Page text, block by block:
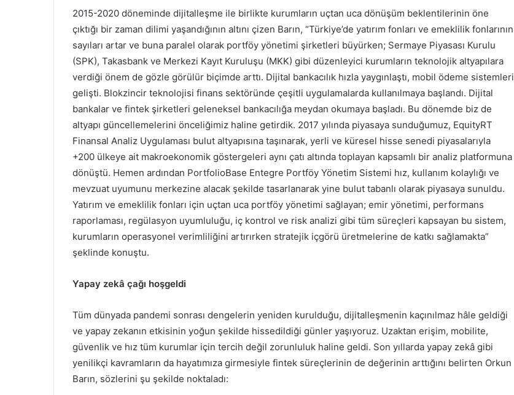
2015-2020 döneminde dijitalleşme ile birlikte kurumların uçtan uca dönüşüm beklentilerinin öne
çıktığı bir zaman dilimi yaşandığının altını çizen Barın, “Türkiye’de yatırım fonları ve emeklilik fonlarının
sayıları artar ve buna paralel olarak portföy yönetimi şirketleri büyürken; Sermaye Piyasası Kurulu
(SPK), Takasbank ve Merkezi Kayıt Kuruluşu (MKK) gibi düzenleyici kurumların teknolojik altyapılara
verdiği önem de gözle görülür biçimde arttı. Dijital bankacılık hızla yaygınlaştı, mobil ödeme sistemleri
gelişti. Blokzincir teknolojisi finans sektöründe çeşitli uygulamalarda kullanılmaya başlandı. Dijital
bankalar ve fintek şirketleri geleneksel bankacılığa meydan okumaya başladı. Bu dönemde biz de
altyapı güncellemelerini önceliğimiz haline getirdik. 2017 yılında piyasaya sunduğumuz, EquityRT
Finansal Analiz Uygulaması bulut altyapısına taşınarak, yerli ve küresel hisse senedi piyasalarıyla
+200 ülkeye ait makroekonomik göstergeleri aynı çatı altında toplayan kapsamlı bir analiz platformuna
dönüştü. Hemen ardından PortfolioBase Entegre Portföy Yönetim Sistemi hız, kullanım kolaylığı ve
mevzuat uyumunu merkezine alacak şekilde tasarlanarak yine bulut tabanlı olarak piyasaya sunuldu.
Yatırım ve emeklilik fonları için uçtan uca portföy yönetimi sağlayan; emir yönetimi, performans
raporlaması, regülasyon uyumluluğu, iç kontrol ve risk analizi gibi tüm süreçleri kapsayan bu sistem,
kurumların operasyonel verimliliğini artırırken stratejik içgörü üretmelerine de katkı sağlamakta”
şeklinde konuştu.
Yapay zekâ çağı hoşgeldi
Tüm dünyada pandemi sonrası dengelerin yeniden kurulduğu, dijitalleşmenin kaçınılmaz hâle geldiği
ve yapay zekanın etkisinin yoğun şekilde hissedildiği günler yaşıyoruz. Uzaktan erişim, mobilite,
güvenlik ve hız tüm kurumlar için tercih değil zorunluluk haline geldi. Son yıllarda yapay zekâ gibi
yenilikçi kavramların da hayatımıza girmesiyle fintek süreçlerinin de değerinin arttığını belirten Orkun
Barın, sözlerini şu şekilde noktaladı: